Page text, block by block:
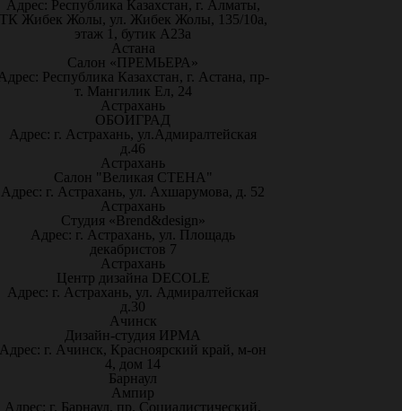
Адрес: Республика Казахстан, г. Алматы,
Жибек Жолы, ул. Жибек Жолы, 135/10а,
этаж 1, бутик А23а
Астана
Салон «ПРЕМЬЕРА»
Республика Казахстан, г. Астана, пр-
т. Мангилик Ел, 24
Астрахань
ОБОИГРАД
Адрес: г. Астрахань, ул.Адмиралтейская
д.46
Астрахань
Салон "Великая СТЕНА"
Адрес: г. Астрахань, ул. Ахшарумова, д. 52
Астрахань
Студия «Brend&design»
Адрес: г. Астрахань, ул. Площадь
декабристов 7
Астрахань
Центр дизайна DECOLE
Адрес: г. Астрахань, ул. Адмиралтейская
д.30
Ачинск
Дизайн-студия ИРМА
Адрес: г. Ачинск, Красноярский край, м-он
4, дом 14
Барнаул
Ампир
Адрес: г. Барнаул, пр. Социалистический,